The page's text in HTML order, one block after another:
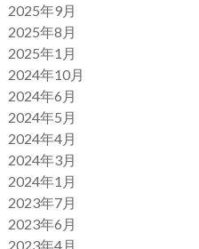
2025年9月
2025年8月
2025年1月
2024年10月
2024年6月
2024年5月
2024年4月
2024年3月
2024年1月
2023年7月
2023年6月
2023年4月